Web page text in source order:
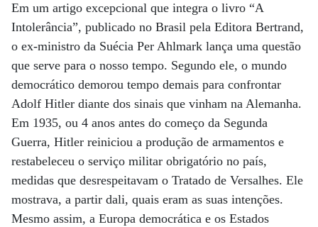
Em um artigo excepcional que integra o livro “A
Intolerância”, publicado no Brasil pela Editora Bertrand,
o ex-ministro da Suécia Per Ahlmark lança uma questão
que serve para o nosso tempo. Segundo ele, o mundo
democrático demorou tempo demais para confrontar
Adolf Hitler diante dos sinais que vinham na Alemanha.
Em 1935, ou 4 anos antes do começo da Segunda
Guerra, Hitler reiniciou a produção de armamentos e
restabeleceu o serviço militar obrigatório no país,
medidas que desrespeitavam o Tratado de Versalhes. Ele
mostrava, a partir dali, quais eram as suas intenções.
Mesmo assim, a Europa democrática e os Estados